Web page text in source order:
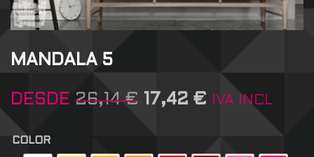
MANDALA 5
DESDE 26,14€ 17,42 € IVA INCL
COLOR